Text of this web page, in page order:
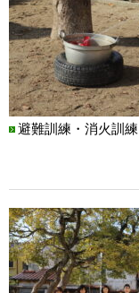
避難訓練・消火訓練